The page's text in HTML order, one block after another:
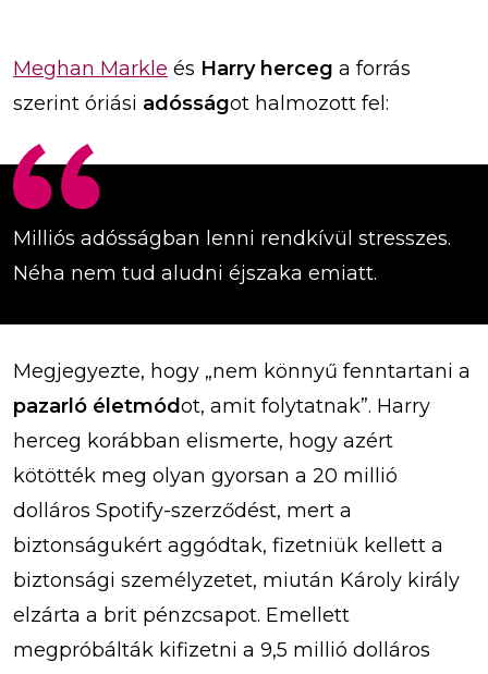
Meghan Markle és Harry herceg a forrás
szerint óriási adósságot halmozott fel:
Milliós adósságban lenni rendkívül stresszes.
Néha nem tud aludni éjszaka emiatt.
Megjegyezte, hogy „nem könnyű fenntartani a
pazarló életmódot, amit folytatnak”. Harry
herceg korábban elismerte, hogy azért
kötötték meg olyan gyorsan a 20 millió
dolláros Spotify-szerződést, mert a
biztonságukért aggódtak, fizetniük kellett a
biztonsági személyzetet, miután Károly király
elzárta a brit pénzcsapot. Emellett
megpróbálták kifizetni a 9,5 millió dolláros